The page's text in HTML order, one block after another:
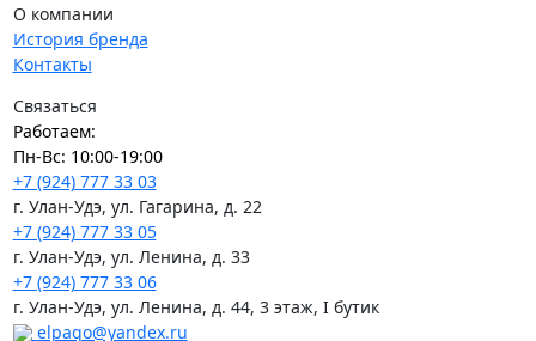
О компании
История бренда
Контакты
Связаться
Работаем:
Пн-Вс: 10:00-19:00
+7 (924) 777 33 03
г. Улан-Удэ, ул. Гагарина, д. 22
+7 (924) 777 33 05
г. Улан-Удэ, ул. Ленина, д. 33
+7 (924) 777 33 06
г. Улан-Удэ, ул. Ленина, д. 44, 3 этаж, I бутик
elpaqo@yandex.ru